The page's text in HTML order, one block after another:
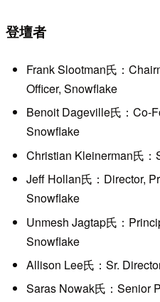
登壇者
Frank Slootman氏：
Officer, Snowflake
Benoit Dageville氏：Co-
Snowflake
Christian Kleinerman氏：
Jeff Hollan氏：Director,
Snowflake
Unmesh Jagtap氏：
Snowflake
Allison Lee氏：Sr.
Saras Nowak氏：Senior